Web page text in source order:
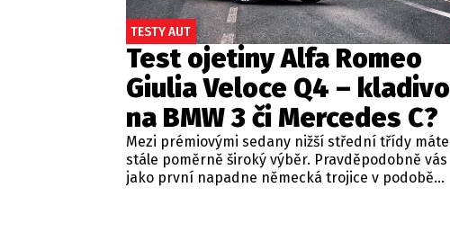
TESTY AUT
Test ojetiny Alfa Romeo
Giulia Veloce Q4 – kladivo
na BMW 3 či Mercedes C?
Mezi prémiovými sedany nižší střední třídy máte
stále poměrně široký výběr. Pravděpodobně vás
jako první napadne německá trojice v podobě